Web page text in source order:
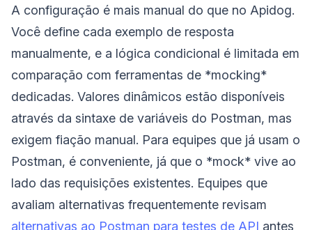
A configuração é mais manual do que no Apidog.
Você define cada exemplo de resposta
manualmente, e a lógica condicional é limitada em
comparação com ferramentas de *mocking*
dedicadas. Valores dinâmicos estão disponíveis
através da sintaxe de variáveis do Postman, mas
exigem fiação manual. Para equipes que já usam o
Postman, é conveniente, já que o *mock* vive ao
lado das requisições existentes. Equipes que
avaliam alternativas frequentemente revisam
alternativas ao Postman para testes de API antes